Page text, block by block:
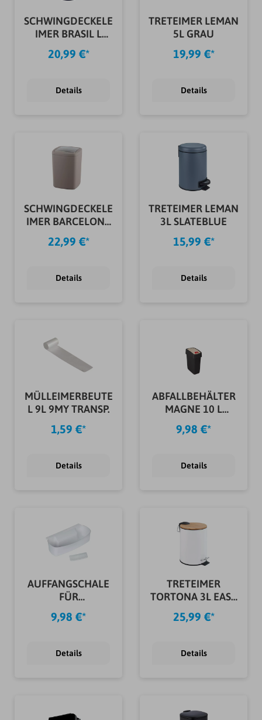
SCHWINGDECKELE
IMER BRASIL L
20,99 €*
Details
TRETEIMER LEMAN
5L GRAU
19,99 €*
Details
SCHWINGDECKELE
IMER BARCELONA
22,99 €*
Details
TRETEIMER LEMAN
3L SLATEBLUE
15,99 €*
Details
MÜLLEIMERBEUTE
L 9L 9MY TRANSP.
1,59 €*
Details
ABFALLBEHÄLTER
MAGNE 10 L
9,98 €*
Details
AUFFANGSCHALE
FÜR
9,98 €*
Details
TRETEIMER
TORTONA 3L EASY
25,99 €*
Details